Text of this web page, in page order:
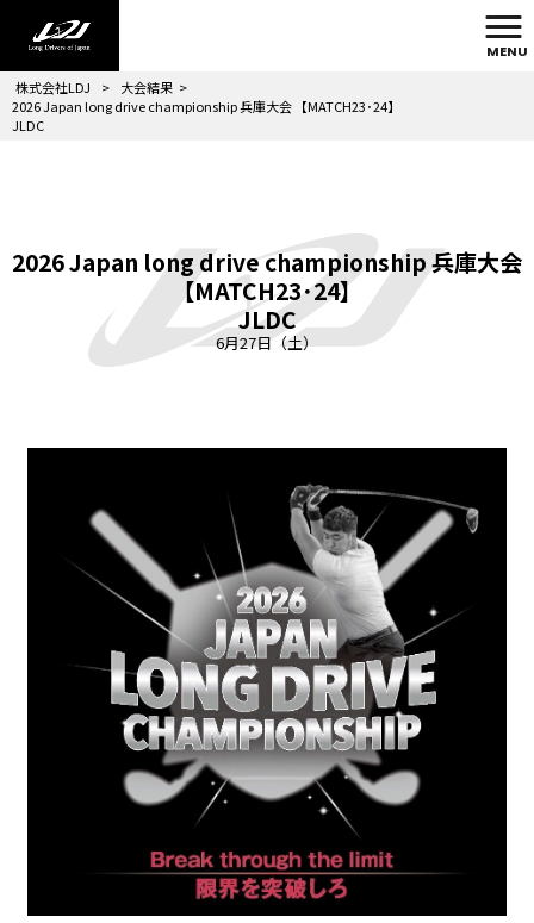
MENU
株式会社LDJ
> 大会結果 >
2026 Japan long drive championship 兵庫大会 【MATCH23･24】
JLDC
2026 Japan long drive championship 兵庫大会
【MATCH23･24】
JLDC
6月27日（土）